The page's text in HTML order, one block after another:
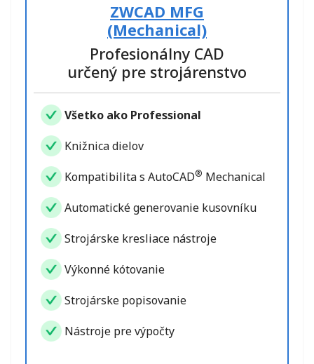
ZWCAD MFG
(Mechanical)
Profesionálny CAD
určený pre strojárenstvo
Všetko ako Professional
Knižnica dielov
Kompatibilita s AutoCAD® Mechanical
Automatické generovanie kusovníku
Strojárske kresliace nástroje
Výkonné kótovanie
Strojárske popisovanie
Nástroje pre výpočty